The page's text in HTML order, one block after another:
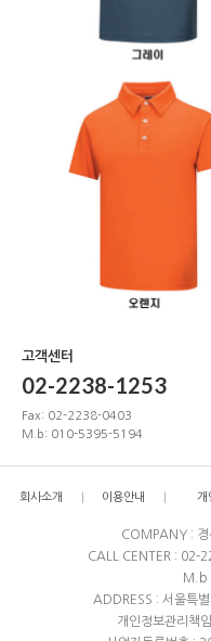
고객센터
02-2238-1253
Fax: 02-2238-0403
M.b: 010-5395-5194
회사소개 이용안내 개
COMPANY :
CALL CENTER :
M.b
ADDRESS : 서울특
개인정보관리책